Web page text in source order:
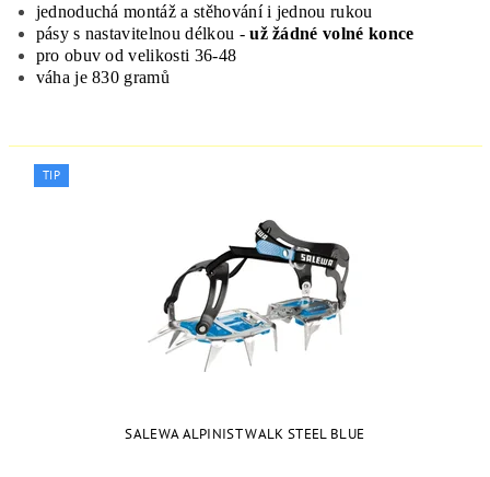
jednoduchá montáž a stěhování i jednou rukou
pásy s nastavitelnou délkou -už žádné volné konce
pro obuv od velikosti 36-48
váha je 830 gramů
TIP
SALEWA ALPINIST WALK STEEL BLUE